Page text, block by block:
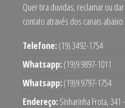
Quer tira duvidas, reclamar ou
contato através dos canais abaixo.
Telefone:(19) 3492-1754
Whatsapp:(19)9.9897-1011
Whatsapp:(19)9.9797-1754
Endereço:Sinharinha Frota, 341